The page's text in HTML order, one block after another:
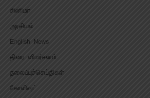
சினிமா
அரசியல்
English News
திரை விமர்சனம்
தலைப்புச்செய்திகள்
கோலிவுட்